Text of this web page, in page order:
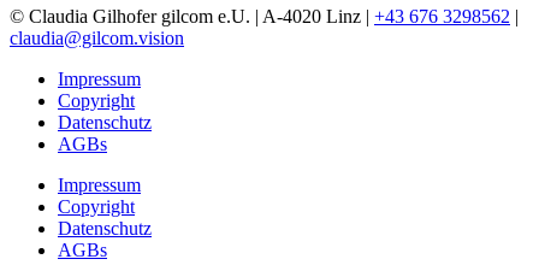
© Claudia Gilhofer gilcom e.U. | A-4020 Linz | +43 676 3298562 |
claudia@gilcom.vision
Impressum
Copyright
Datenschutz
AGBs
Impressum
Copyright
Datenschutz
AGBs